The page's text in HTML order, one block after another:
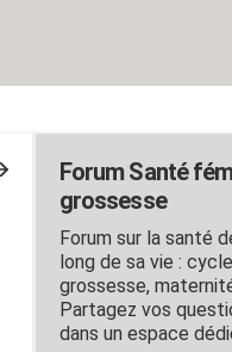
Forum Santé
grossesse
Forum sur la santé
long de sa vie :
grossesse,
Partagez vos
dans un espace